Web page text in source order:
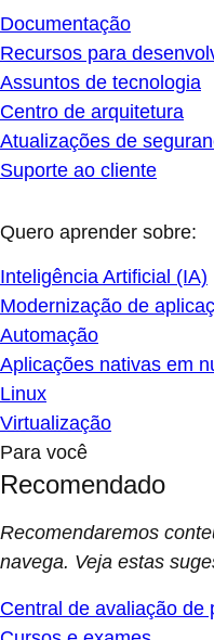
Documentação
Recursos para
Assuntos de tecnologia
Centro de arquitetura
Atualizações de
Suporte ao cliente
Quero aprender sobre:
Inteligência Artificial (IA)
Modernização de
Automação
Aplicações nativas em
Linux
Virtualização
Para você
Recomendado
Recomendaremos
navega. Veja estas
Central de avaliação de